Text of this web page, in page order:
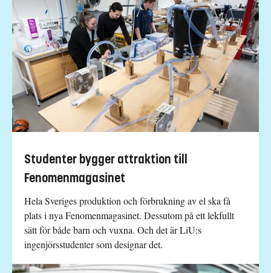
Studenter bygger attraktion till
Fenomenmagasinet
Hela Sveriges produktion och förbrukning av el ska få
plats i nya Fenomenmagasinet. Dessutom på ett lekfullt
sätt för både barn och vuxna. Och det är LiU:s
ingenjörsstudenter som designar det.